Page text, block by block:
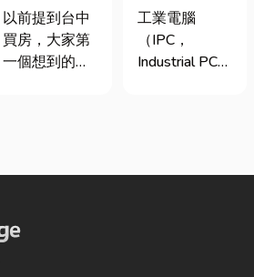
期＋台積電效
應發酵，現在
很多人開始看
以前提到台中
買房，大家第
一個想到的大
度越來越高
多人實際到沙
台灣三大工業
電腦龍頭有哪
些？工廠採購
工業電腦
（IPC，
Industrial PC）
的硬體運算平